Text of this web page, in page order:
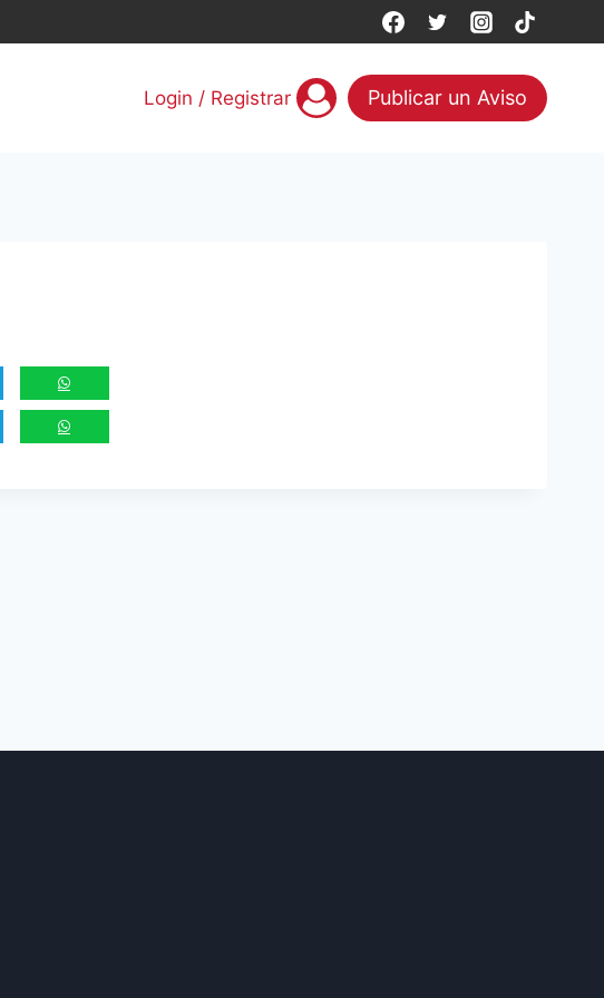
Login / Registrar Publicar un Aviso